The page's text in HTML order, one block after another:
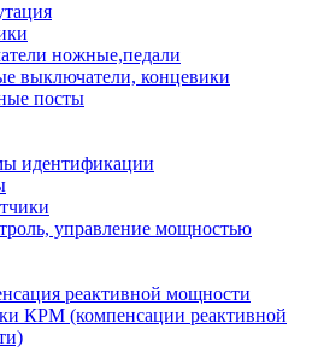
ножные,педали
выключатели, концевики
посты
идентификации
управление мощностью
реактивной мощности
КРМ (компенсации реактивной